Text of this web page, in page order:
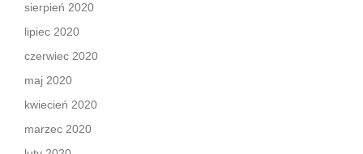
sierpień 2020
lipiec 2020
czerwiec 2020
maj 2020
kwiecień 2020
marzec 2020